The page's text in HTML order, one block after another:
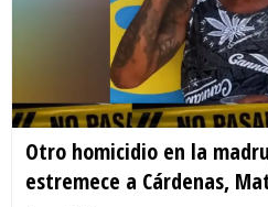
Otro homicidio en la
estremece a Cárdenas,